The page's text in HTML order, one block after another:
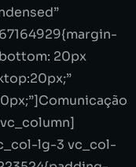
20px
lg-3 vc_col-